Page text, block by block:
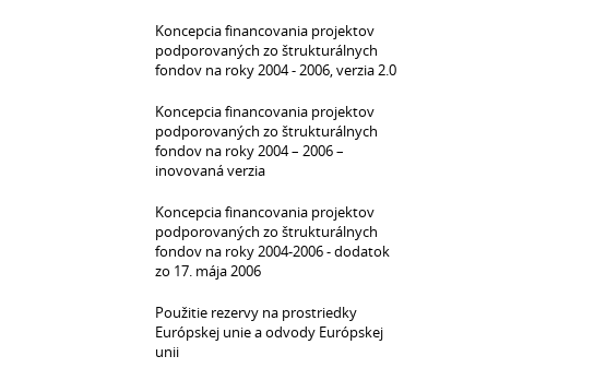
Koncepcia financovania projektov
podporovaných zo štrukturálnych
fondov na roky 2004 - 2006, verzia 2.0
Koncepcia financovania projektov
podporovaných zo štrukturálnych
fondov na roky 2004 – 2006 –
inovovaná verzia
Koncepcia financovania projektov
podporovaných zo štrukturálnych
fondov na roky 2004-2006 - dodatok
zo 17. mája 2006
Použitie rezervy na prostriedky
Európskej unie a odvody Európskej
unii